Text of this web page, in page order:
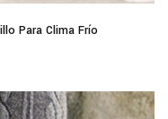
Para Clima Frío